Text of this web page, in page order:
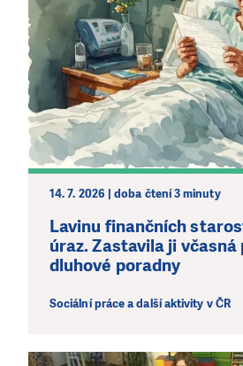
14. 7. 2026 | doba čtení 3 minuty
Lavinu finančních
úraz. Zastavila ji včasná
dluhové poradny
Sociální práce a další aktivity v ČR